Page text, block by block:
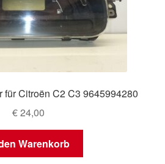
für Citroën C2 C3 9645994280
€24,00
Warenkorb